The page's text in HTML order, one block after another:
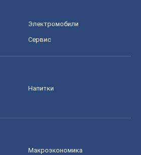
Электромобили
Сервис
Напитки
Mакроэкономика